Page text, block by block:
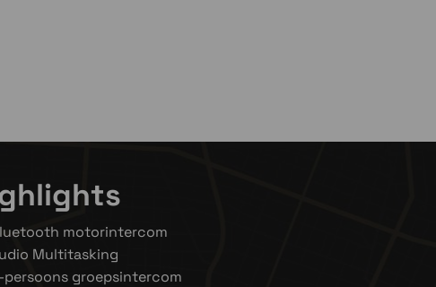
motorintercom
Multitasking
persoons groepsintercom